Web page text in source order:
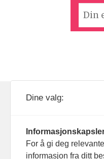
093 182
Dine valg:
For å gi deg
informasjon fra ditt